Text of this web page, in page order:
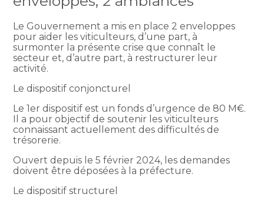
Le Gouvernement a mis en place 2 enveloppes
pour aider les viticulteurs, d’une part, à
surmonter la présente crise que connaît le
secteur et, d’autre part, à restructurer leur
activité.
Le dispositif conjoncturel
Le 1er dispositif est un fonds d’urgence de 80 M€.
Il a pour objectif de soutenir les viticulteurs
connaissant actuellement des difficultés de
trésorerie.
Ouvert depuis le 5 février 2024, les demandes
doivent être déposées à la préfecture.
Le dispositif structurel